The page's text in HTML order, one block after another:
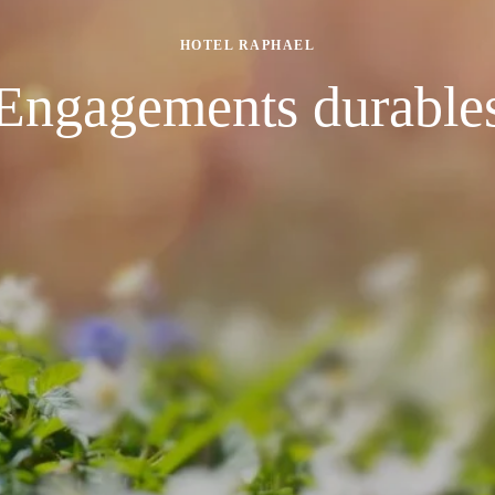
HOTEL RAPHAEL